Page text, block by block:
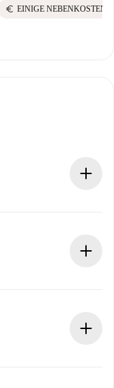
euro EINIGE NEBENKOSTEN
im Voraus.
wenn der